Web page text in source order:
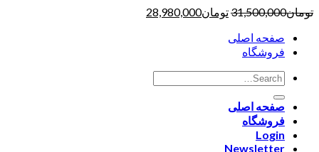
تومان31,500,000تومان28,980,000
صفحه اصلی
فروشگاه
صفحه اصلی
فروشگاه
Login
Newsletter